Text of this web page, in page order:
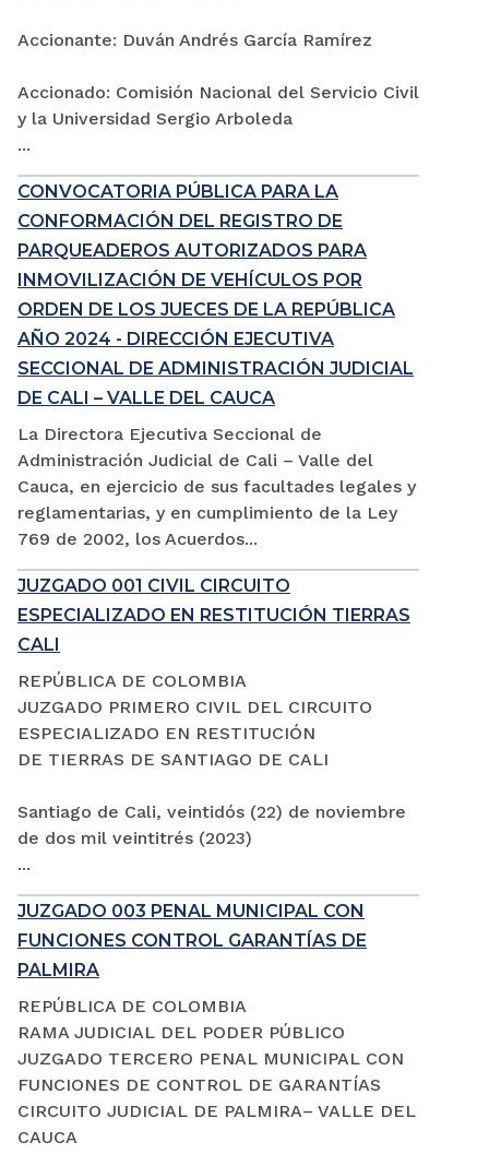
Accionante: Duván Andrés García Ramírez
Accionado: Comisión Nacional del Servicio Civil
y la Universidad Sergio Arboleda
...
CONVOCATORIA PÚBLICA PARA LA
CONFORMACIÓN DEL REGISTRO DE
PARQUEADEROS AUTORIZADOS PARA
INMOVILIZACIÓN DE VEHÍCULOS POR
ORDEN DE LOS JUECES DE LA REPÚBLICA
AÑO 2024 - DIRECCIÓN EJECUTIVA
SECCIONAL DE ADMINISTRACIÓN JUDICIAL
DE CALI – VALLE DEL CAUCA
La Directora Ejecutiva Seccional de
Administración Judicial de Cali – Valle del
Cauca, en ejercicio de sus facultades legales y
reglamentarias, y en cumplimiento de la Ley
769 de 2002, los Acuerdos...
JUZGADO 001 CIVIL CIRCUITO
ESPECIALIZADO EN RESTITUCIÓN TIERRAS
CALI
REPÚBLICA DE COLOMBIA
JUZGADO PRIMERO CIVIL DEL CIRCUITO
ESPECIALIZADO EN RESTITUCIÓN
DE TIERRAS DE SANTIAGO DE CALI
Santiago de Cali, veintidós (22) de noviembre
de dos mil veintitrés (2023)
...
JUZGADO 003 PENAL MUNICIPAL CON
FUNCIONES CONTROL GARANTÍAS DE
PALMIRA
REPÚBLICA DE COLOMBIA
RAMA JUDICIAL DEL PODER PÚBLICO
JUZGADO TERCERO PENAL MUNICIPAL CON
FUNCIONES DE CONTROL DE GARANTÍAS
CIRCUITO JUDICIAL DE PALMIRA– VALLE DEL
CAUCA